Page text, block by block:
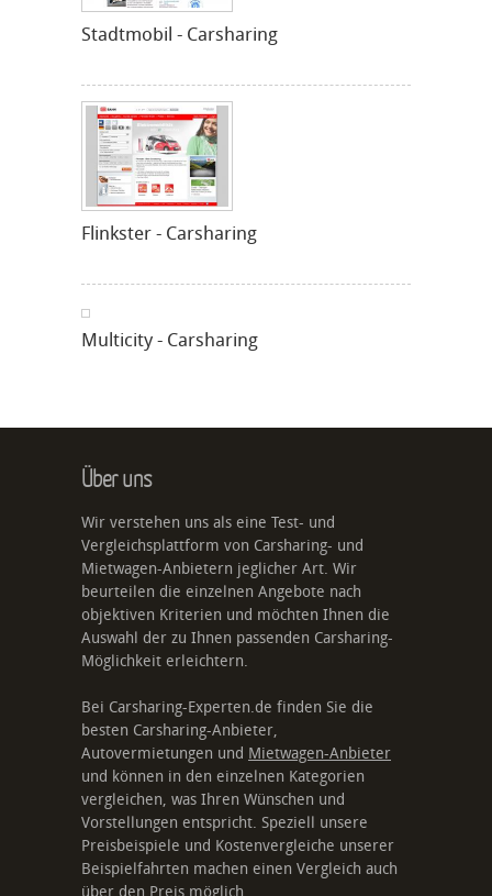
Stadtmobil - Carsharing
Flinkster - Carsharing
Multicity - Carsharing
Über uns
Wir verstehen uns als eine Test- und
Vergleichsplattform von Carsharing- und
Mietwagen-Anbietern jeglicher Art. Wir
beurteilen die einzelnen Angebote nach
objektiven Kriterien und möchten Ihnen die
Auswahl der zu Ihnen passenden Carsharing-
Möglichkeit erleichtern.
Bei Carsharing-Experten.de finden Sie die
besten Carsharing-Anbieter,
Autovermietungen und Mietwagen-Anbieter
und können in den einzelnen Kategorien
vergleichen, was Ihren Wünschen und
Vorstellungen entspricht. Speziell unsere
Preisbeispiele und Kostenvergleiche unserer
Beispielfahrten machen einen Vergleich auch
über den Preis möglich.